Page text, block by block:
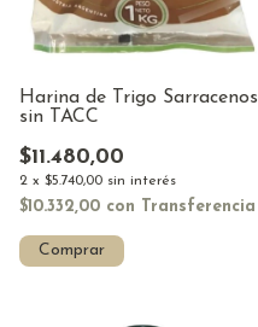
Harina de Trigo Sarracenos
sin TACC
$11.480,00
2 x $5.740,00 sin interés
$10.332,00 con Transferencia
Comprar